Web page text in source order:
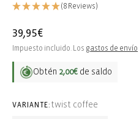
(8 Reviews)
Precio
habitual
39,95€
Impuesto incluido. Los gastos de envío
Obtén 2,00€ de saldo
VARIANTE: twist coffee